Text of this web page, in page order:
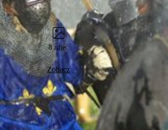
8 zdjęć
Zobacz